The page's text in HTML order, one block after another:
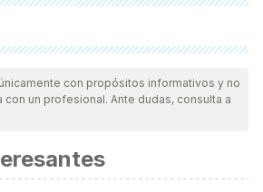
fueron revisadas a profundidad por
su calidad, confiabilidad,
bibliografía de este artículo fue
Hocking TJ, Chan K. Traditional uses
con propósitos informativos y no
con un profesional. Ante dudas, consulta a